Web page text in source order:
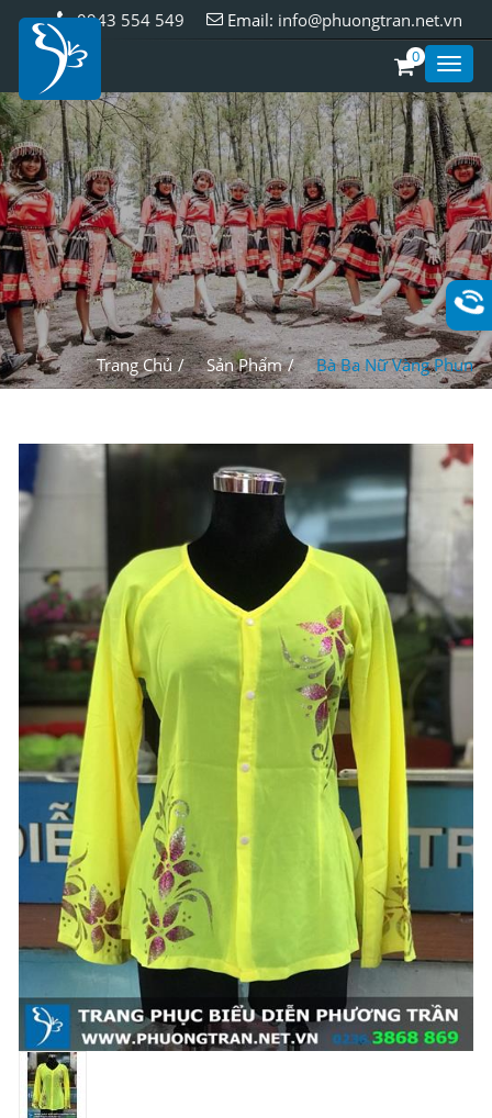
Email: info@phuongtran.net.vn
0943 554 549
0
Styles
Trang Chủ Sản Phẩm Bà Ba Nữ Vàng Phun